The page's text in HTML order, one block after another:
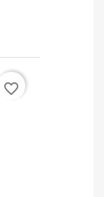
favorite_border